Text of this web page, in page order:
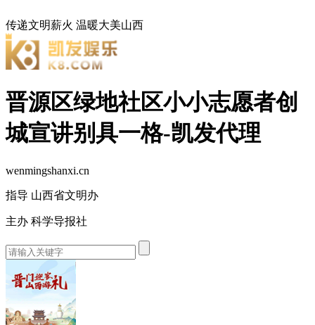
传递文明薪火 温暖大美山西
晋源区绿地社区小小志愿者创
城宣讲别具一格-凯发代理
wenmingshanxi.cn
指导 山西省文明办
主办 科学导报社